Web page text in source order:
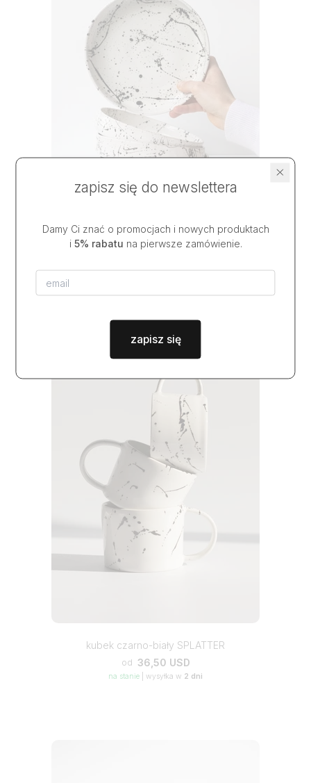
miska czarno-biała SPLATTER
kubek czarno-biały SPLATTER
od 36,50 USD
na stanie wysyłka w 2 dni
zapisz się do newslettera
Damy Ci znać o promocjach i nowych produktach
i 5% rabatu na pierwsze zamówienie.
zapisz się